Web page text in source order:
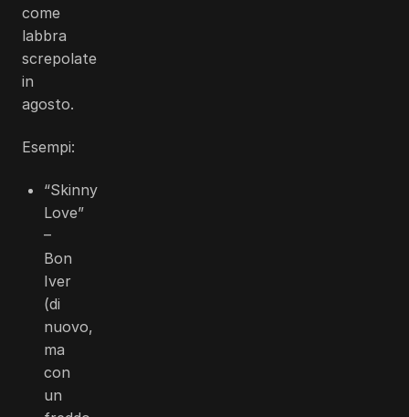
come
labbra
screpolate
in
agosto.
Esempi:
“Skinny
Love”
–
Bon
Iver
(di
nuovo,
ma
con
un